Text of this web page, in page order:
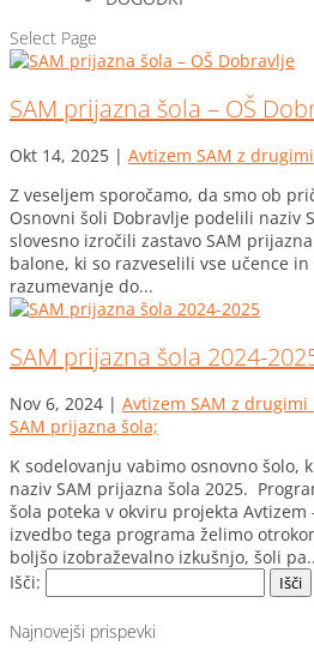
Select Page
SAM prijazna šola – OŠ
Okt 14, 2025 | Avtizem SAM z
Z veseljem sporočamo, da smo ob
Osnovni šoli Dobravlje podelili naziv
slovesno izročili zastavo SAM
balone, ki so razveselili vse učence
razumevanje do...
SAM prijazna šola 2024-
Nov 6, 2024 | Avtizem SAM z drugimi
SAM prijazna šola;
K sodelovanju vabimo osnovno šolo,
naziv SAM prijazna šola 2025.
šola poteka v okviru projekta
izvedbo tega programa želimo
boljšo izobraževalno izkušnjo, šoli
Išči:
Najnovejši prispevki